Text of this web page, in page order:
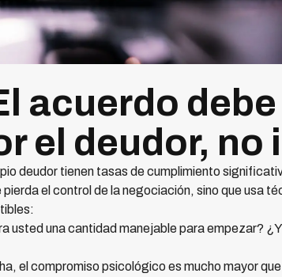
acuerdo
el deudor, no
deudor tienen tasas de cumplimiento
el control de la negociación, sino que usa
usted una cantidad manejable para empezar?
el compromiso psicológico es mucho mayor